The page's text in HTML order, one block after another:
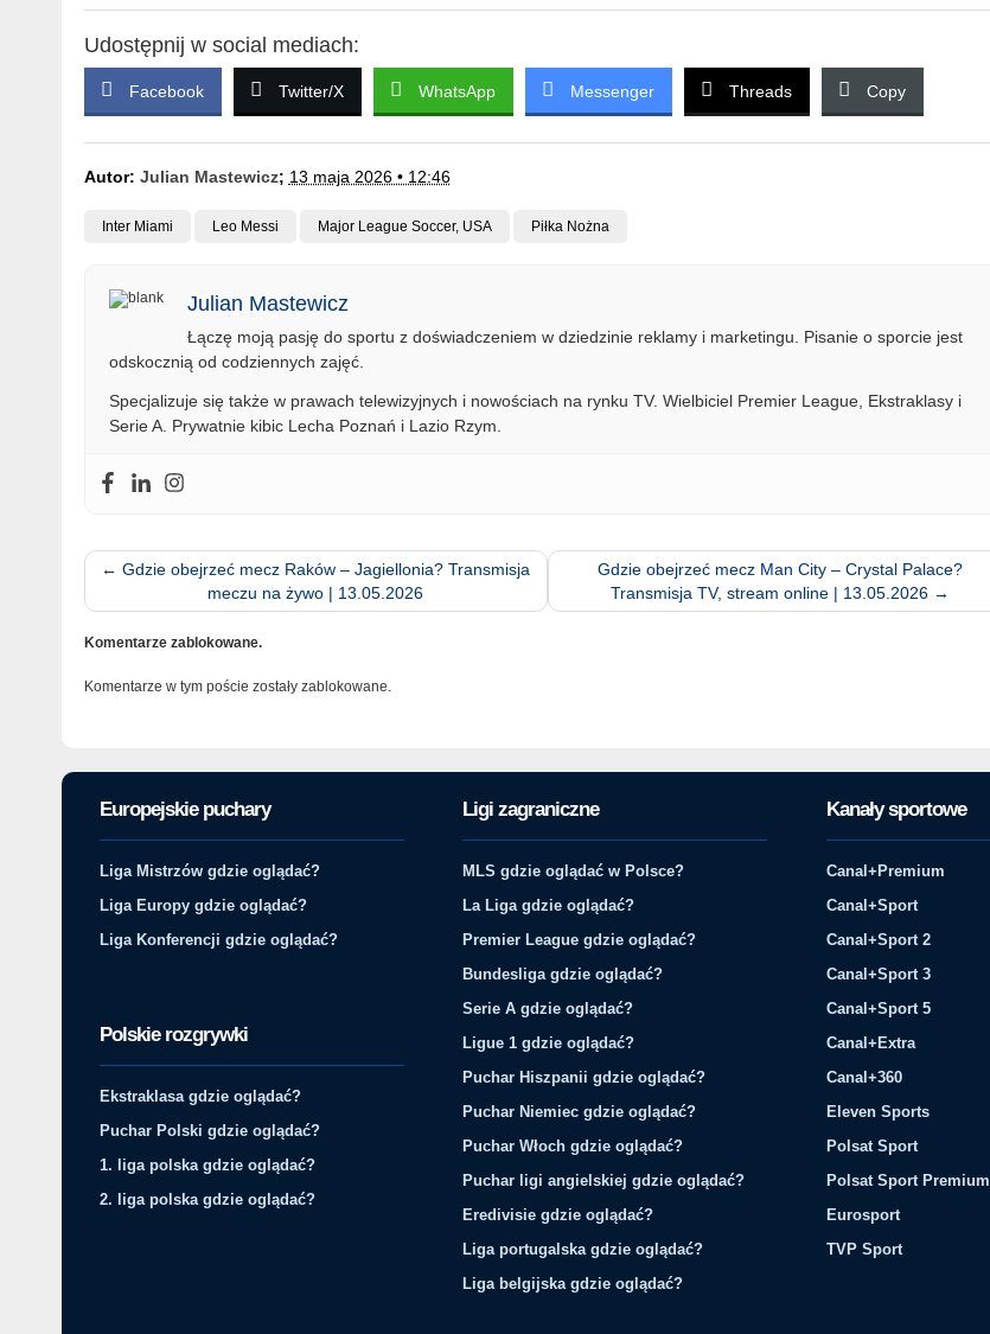
Udostępnij w social mediach:
Facebook Twitter/X WhatsApp Messenger Threads Copy
Autor: Julian Mastewicz; 13 maja 2026 • 12:46
Inter Miami Leo Messi Major League Soccer, USA Piłka Nożna
Julian Mastewicz
Łączę moją pasję do sportu z doświadczeniem w dziedzinie reklamy i marketingu. Pisanie o sporcie jest
odskocznią od codziennych zajęć.
Specjalizuje się także w prawach telewizyjnych i nowościach na rynku TV. Wielbiciel Premier League, Ekstraklasy i
Serie A. Prywatnie kibic Lecha Poznań i Lazio Rzym.
← Gdzie obejrzeć mecz Raków – Jagiellonia? Transmisja
meczu na żywo | 13.05.2026
Gdzie obejrzeć mecz Man City – Crystal Palace?
Transmisja TV, stream online | 13.05.2026 →
Komentarze zablokowane.
Komentarze w tym poście zostały zablokowane.
Europejskie puchary
Liga Mistrzów gdzie oglądać?
Liga Europy gdzie oglądać?
Liga Konferencji gdzie oglądać?
Polskie rozgrywki
Ekstraklasa gdzie oglądać?
Puchar Polski gdzie oglądać?
1. liga polska gdzie oglądać?
2. liga polska gdzie oglądać?
Ligi zagraniczne
MLS gdzie oglądać w Polsce?
La Liga gdzie oglądać?
Premier League gdzie oglądać?
Bundesliga gdzie oglądać?
Serie A gdzie oglądać?
Ligue 1 gdzie oglądać?
Puchar Hiszpanii gdzie oglądać?
Puchar Niemiec gdzie oglądać?
Puchar Włoch gdzie oglądać?
Puchar ligi angielskiej gdzie oglądać?
Eredivisie gdzie oglądać?
Liga portugalska gdzie oglądać?
Liga belgijska gdzie oglądać?
Kanały sportowe
Canal+Premium
Canal+Sport
Canal+Sport 2
Canal+Sport 3
Canal+Sport 5
Canal+Extra
Canal+360
Eleven Sports
Polsat Sport
Polsat Sport Premium
Eurosport
TVP Sport